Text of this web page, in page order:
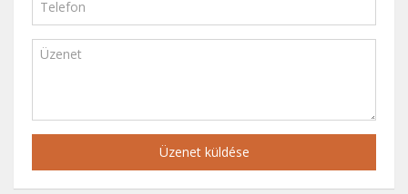
Üzenet küldése